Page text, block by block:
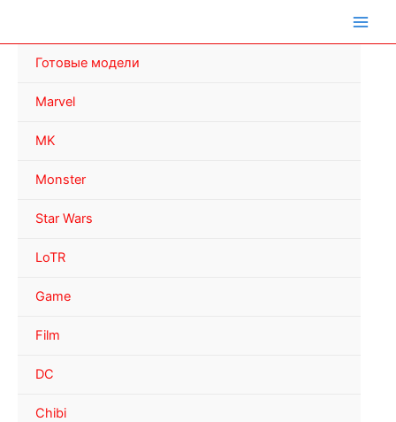
Готовые модели
Marvel
MK
Monster
Star Wars
LoTR
Game
Film
DC
Chibi